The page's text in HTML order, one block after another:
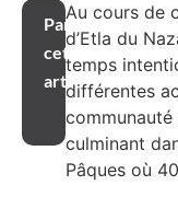
Partager
cet
article
Au cours de
d’Etla du
temps
différentes
culminant
Pâques où